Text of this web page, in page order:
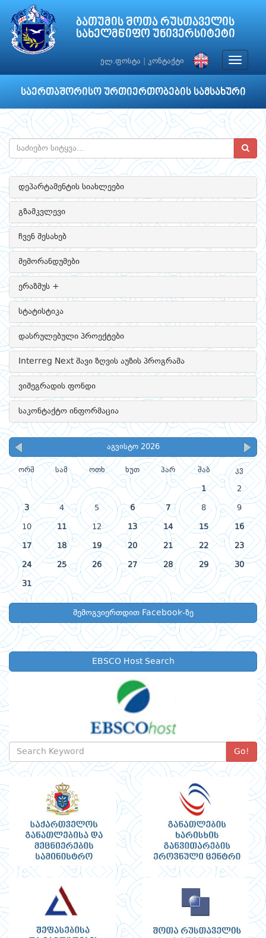
ბათუმის შოთა რუსთაველის
სახელმწიფო უნივერსიტეტი
ელ.ფოსტა კონტაქტი
Toggle
საერთაშორისო ურთიერთობების სამსახური
დეპარტამენტის სიახლეები
გზამკვლევი
ჩვენ შესახებ
მემორანდუმები
ერაზმუს +
სტატისტიკა
დასრულებული პროექტები
Interreg Next შავი ზღვის აუზის პროგრამა
ვიშეგრადის ფონდი
საკონტაქტო ინფორმაცია
აგვისტო 2026
ორშ სამ ოთხ ხუთ პარ შაბ კვ
1 2
3 4 5 6 7 8 9
10 11 12 13 14 15 16
17 18 19 20 21 22 23
24 25 26 27 28 29 30
31
შემოგვიერთდით Facebook-ზე
EBSCO Host Search
Go!